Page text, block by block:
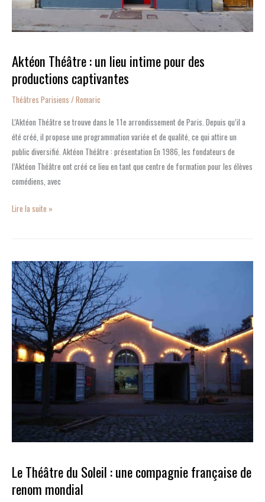
Aktéon Théâtre : un lieu intime pour des
productions captivantes
Théâtres Parisiens /Romaric
L’Aktéon Théâtre se trouve dans le 11e arrondissement de Paris. Depuis qu’il a
été créé, il propose une programmation variée et de qualité, ce qui attire un
public diversifié. Aktéon Théâtre : présentation En 1986, les fondateurs de
l’Aktéon Théâtre ont créé ce lieu en tant que centre de formation pour les élèves
comédiens, avec
captivantes
Lire la suite »
Le Théâtre du Soleil : une compagnie française de
renom mondial
Le
Théâtre
du
Soleil
:
une
compagnie
française